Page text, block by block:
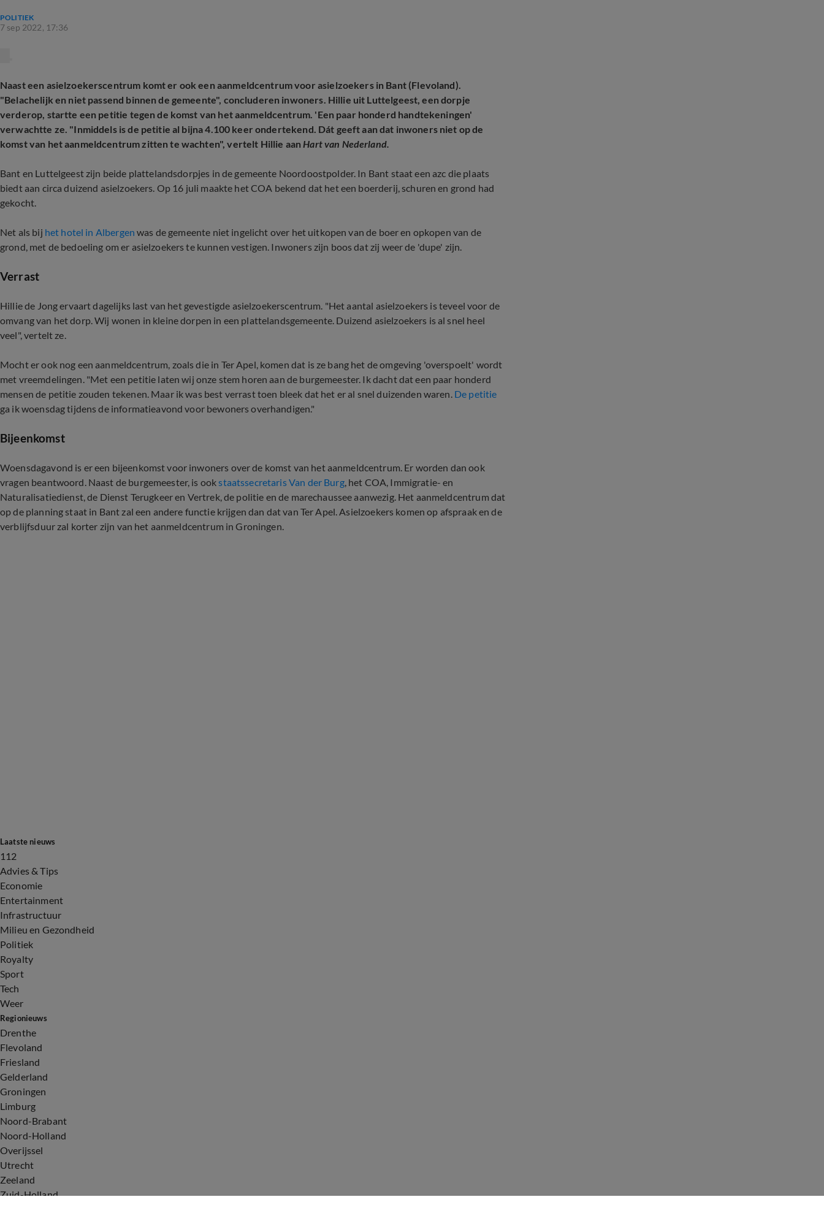
POLITIEK
7 sep 2022, 17:36
Naast een asielzoekerscentrum komt er ook een aanmeldcentrum voor asielzoekers in Bant (Flevoland).
"Belachelijk en niet passend binnen de gemeente", concluderen inwoners. Hillie uit Luttelgeest, een dorpje
verderop, startte een petitie tegen de komst van het aanmeldcentrum. 'Een paar honderd handtekeningen'
verwachtte ze. "Inmiddels is de petitie al bijna 4.100 keer ondertekend. Dát geeft aan dat inwoners niet op de
komst van het aanmeldcentrum zitten te wachten", vertelt Hillie aanHart van Nederland.
Bant en Luttelgeest zijn beide plattelandsdorpjes in de gemeente Noordoostpolder. In Bant staat een azc die plaats
biedt aan circa duizend asielzoekers. Op 16 juli maakte het COA bekend dat het een boerderij, schuren en grond had
gekocht.
Net als bij het hotel in Albergen was de gemeente niet ingelicht over het uitkopen van de boer en opkopen van de
grond, met de bedoeling om er asielzoekers te kunnen vestigen. Inwoners zijn boos dat zij weer de 'dupe' zijn.
Verrast
Hillie de Jong ervaart dagelijks last van het gevestigde asielzoekerscentrum. "Het aantal asielzoekers is teveel voor de
omvang van het dorp. Wij wonen in kleine dorpen in een plattelandsgemeente. Duizend asielzoekers is al snel heel
veel", vertelt ze.
Mocht er ook nog een aanmeldcentrum, zoals die in Ter Apel, komen dat is ze bang het de omgeving 'overspoelt' wordt
met vreemdelingen. "Met een petitie laten wij onze stem horen aan de burgemeester. Ik dacht dat een paar honderd
mensen de petitie zouden tekenen. Maar ik was best verrast toen bleek dat het er al snel duizenden waren. De petitie
ga ik woensdag tijdens de informatieavond voor bewoners overhandigen."
Bijeenkomst
Woensdagavond is er een bijeenkomst voor inwoners over de komst van het aanmeldcentrum. Er worden dan ook
vragen beantwoord. Naast de burgemeester, is ookstaatssecretaris Van der Burg, het COA, Immigratie- en
Naturalisatiedienst, de Dienst Terugkeer en Vertrek, de politie en de marechaussee aanwezig. Het aanmeldcentrum dat
op de planning staat in Bant zal een andere functie krijgen dan dat van Ter Apel. Asielzoekers komen op afspraak en de
verblijfsduur zal korter zijn van het aanmeldcentrum in Groningen.
Laatste nieuws
112
Advies & Tips
Economie
Entertainment
Infrastructuur
Milieu en Gezondheid
Politiek
Royalty
Sport
Tech
Weer
Regionieuws
Drenthe
Flevoland
Friesland
Gelderland
Groningen
Limburg
Noord-Brabant
Noord-Holland
Overijssel
Utrecht
Zeeland
Zuid-Holland